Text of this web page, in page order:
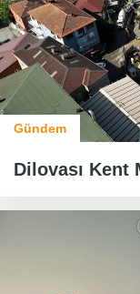
Gündem
Dilovası Kent